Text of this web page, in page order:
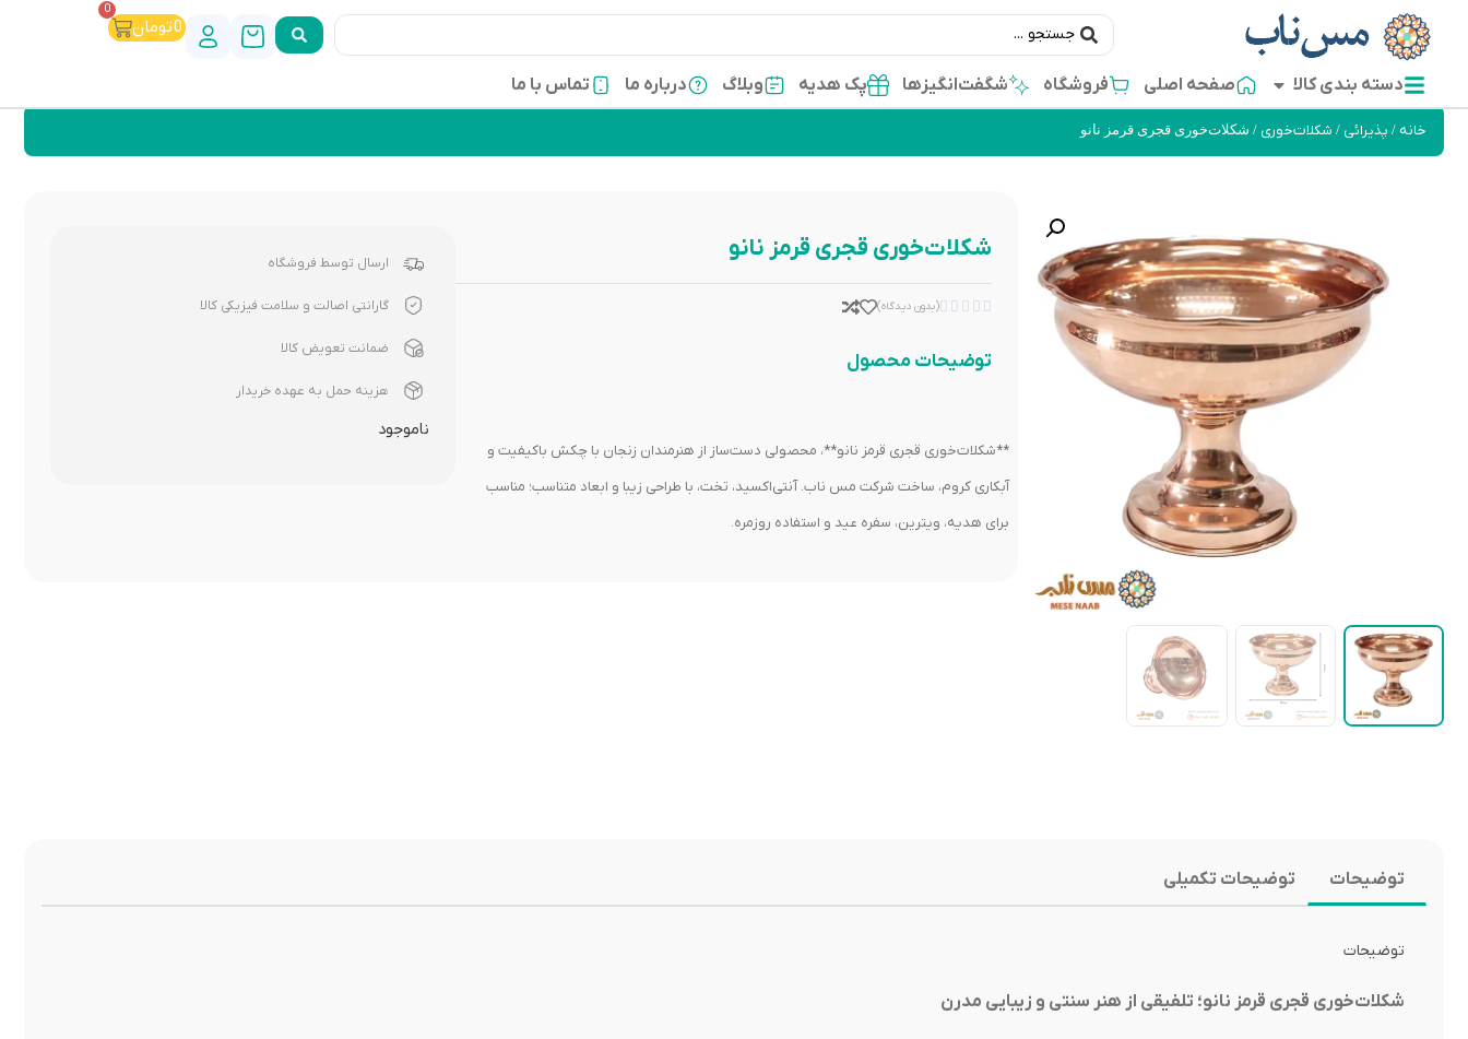
0تومان
0
دسته بندی کالا صفحه اصلی فروشگاه شگفت‌انگیزها پک هدیه وبلاگ درباره ما تماس با ما
خانه / پذیرائی / شکلات‌خوری / شکلات‌خوری قجری قرمز نانو
شکلات‌خوری قجری قرمز نانو




(بدون دیدگاه)
توضیحات محصول
**شکلات‌خوری قجری قرمز نانو**، محصولی دست‌ساز از هنرمندان زنجان با چکش باکیفیت و
آبکاری کروم، ساخت شرکت مس ناب. آنتی‌اکسید، تخت، با طراحی زیبا و ابعاد متناسب؛ مناسب
برای هدیه، ویترین، سفره عید و استفاده روزمره.
ارسال توسط فروشگاه
گارانتی اصالت و سلامت فیزیکی کالا
ضمانت تعویض کالا
هزینه حمل به عهده خریدار
ناموجود
توضیحات توضیحات تکمیلی
توضیحات
شکلات‌خوری قجری قرمز نانو؛ تلفیقی از هنر سنتی و زیبایی مدرن